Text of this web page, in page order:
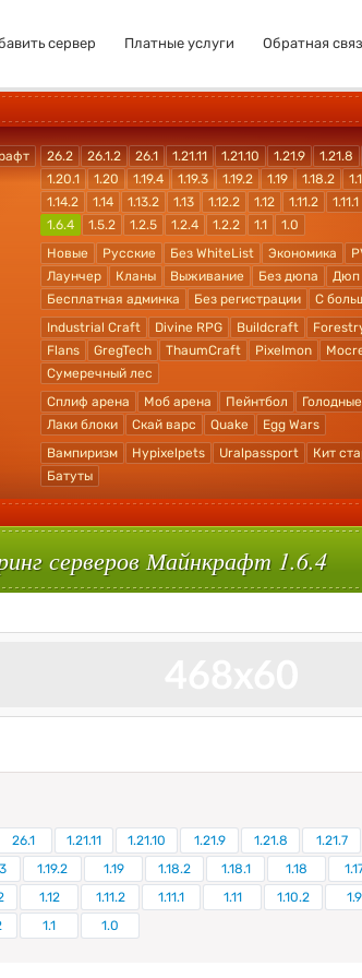
сервер Платные услуги Обратная
26.2 26.1.2 26.1 1.21.11 1.21.10 1.21.9 1.21.8
1.20.1
1.20 1.19.4 1.19.3 1.19.2 1.19 1.18.2
1.14.2
1.14 1.13.2 1.13 1.12.2 1.12 1.11.2 1.11.1
1.6.4
1.5.2 1.2.5 1.2.4 1.2.2 1.1
1.0
Новые Русские Без WhiteList Экономика
Лаунчер
Кланы Выживание Без дюпа Дюп
Бесплатная админка
Без регистрации
С
Industrial Craft Divine RPG Buildcraft
Flans
GregTech ThaumCraft Pixelmon
Сумеречный лес
Сплиф арена Моб арена Пейнтбол
Лаки блоки
Скай варс Quake
Egg Wars
Вампиризм Hypixelpets Uralpassport Кит
Батуты
серверов Майнкрафт 1.6.4
26.1 1.21.11 1.21.10 1.21.9 1.21.8 1.21.7
1.19.2 1.19 1.18.2 1.18.1 1.18
1.12 1.11.2 1.11.1 1.11 1.10.2 1.9
1.1 1.0